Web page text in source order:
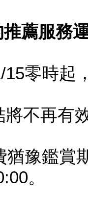
推薦服務
15零時起
將不再有
猶豫鑑賞
。